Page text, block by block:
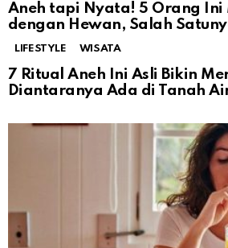
Aneh tapi Nyata! 5 Orang Ini
dengan Hewan, Salah
LIFESTYLE WISATA
7 Ritual Aneh Ini Asli Bikin
Diantaranya Ada di Tanah